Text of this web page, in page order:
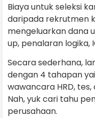
Biaya untuk seleksi
daripada rekrutmen
mengeluarkan dana
up, penalaran logika,
Secara sederhana,
dengan 4 tahapan
wawancara HRD,
Nah, yuk cari tahu
perusahaan.